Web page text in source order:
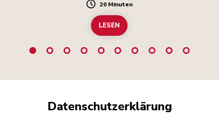
Duration
20 Minuten
LESEN
Datenschutzerklärung